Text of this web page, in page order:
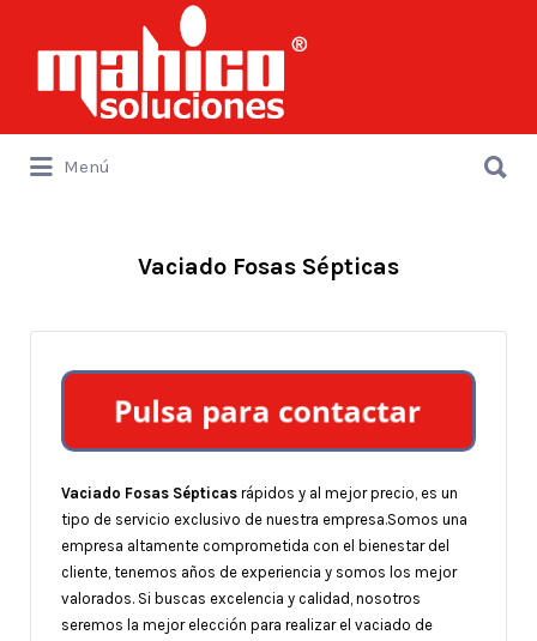
por:
Menú
por:
Vaciado Fosas Sépticas
Vaciado Fosas Sépticas rápidos y al mejor precio, es un
tipo de servicio exclusivo de nuestra empresa.Somos una
empresa altamente comprometida con el bienestar del
cliente, tenemos años de experiencia y somos los mejor
valorados. Si buscas excelencia y calidad, nosotros
seremos la mejor elección para realizar el vaciado de